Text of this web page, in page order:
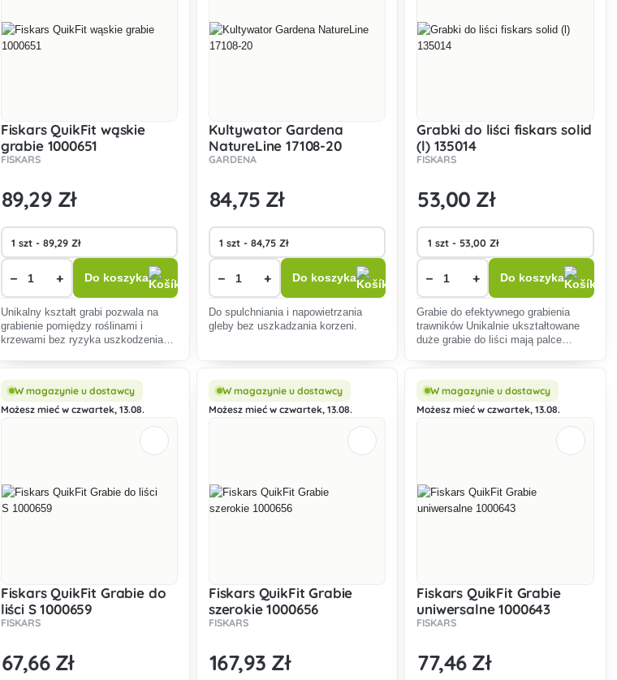
Fiskars QuikFit wąskie
grabie 1000651
FISKARS
89,29 Zł
− + Do koszyka
Unikalny kształt grabi pozwala na
grabienie pomiędzy roślinami i
krzewami bez ryzyka uszkodzenia
Kultywator Gardena
NatureLine 17108-20
GARDENA
84,75 Zł
− + Do koszyka
Do spulchniania i napowietrzania
gleby bez uszkadzania korzeni.
Grabki do liści fiskars solid
(l) 135014
FISKARS
53,00 Zł
− + Do koszyka
Grabie do efektywnego grabienia
trawników Unikalnie ukształtowane
duże grabie do liści mają palce
W magazynie u dostawcy
Możesz mieć w czwartek, 13.08.
Fiskars QuikFit Grabie do
liści S 1000659
FISKARS
67,66 Zł
W magazynie u dostawcy
Możesz mieć w czwartek, 13.08.
Fiskars QuikFit Grabie
szerokie 1000656
FISKARS
167,93 Zł
W magazynie u dostawcy
Możesz mieć w czwartek, 13.08.
Fiskars QuikFit Grabie
uniwersalne 1000643
FISKARS
77,46 Zł